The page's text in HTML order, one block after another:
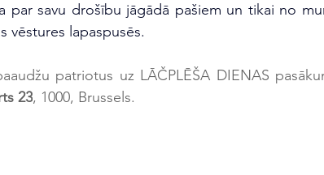
par savu drošību jāgādā pašiem un tikai no
vēstures lapaspusēs.
23, 1000, Brussels.